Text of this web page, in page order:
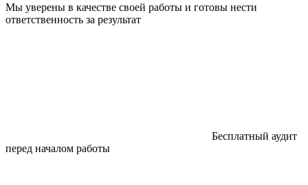
Мы уверены в качестве своей работы и готовы нести
ответственность за результат
Бесплатный аудит
перед началом работы